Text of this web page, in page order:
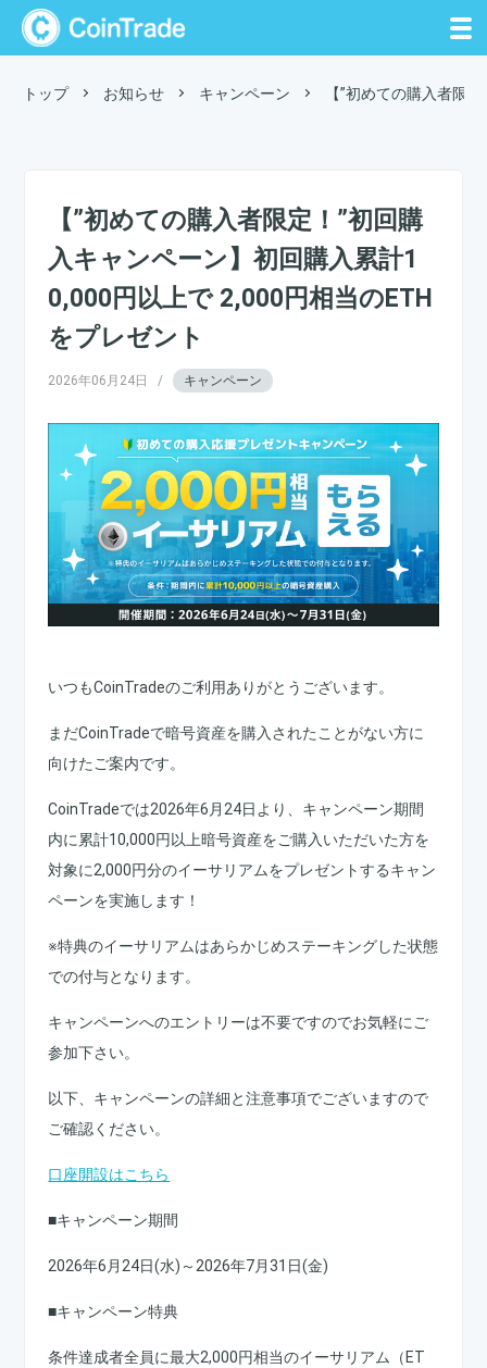
トップ お知らせ キャンペーン 【”初めての購入者限
【”初めての購入者限定！”初回購
入キャンペーン】初回購入累計1
0,000円以上で 2,000円相当のETH
をプレゼント
2026年06月24日 / キャンペーン
いつもCoinTradeのご利用ありがとうございます。
まだCoinTradeで暗号資産を購入されたことがない方に
向けたご案内です。
CoinTradeでは2026年6月24日より、キャンペーン期間
内に累計10,000円以上暗号資産をご購入いただいた方を
対象に2,000円分のイーサリアムをプレゼントするキャン
ペーンを実施します！
※特典のイーサリアムはあらかじめステーキングした状態
での付与となります。
キャンペーンへのエントリーは不要ですのでお気軽にご
参加下さい。
以下、キャンペーンの詳細と注意事項でございますので
ご確認ください。
口座開設はこちら
■キャンペーン期間
2026年6月24日(水)～2026年7月31日(金)
■キャンペーン特典
条件達成者全員に最大2,000円相当のイーサリアム（ET